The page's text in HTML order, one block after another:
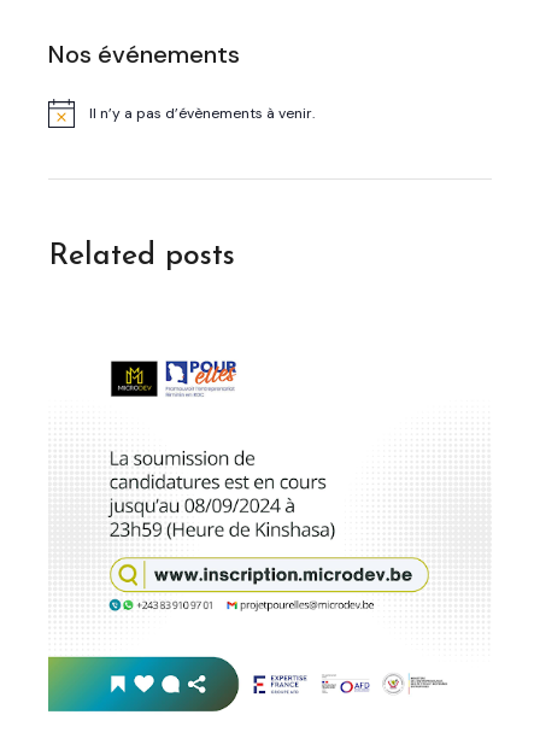
Nos événements
NoticeIl n’y a pas d’évènements à venir.
Related posts